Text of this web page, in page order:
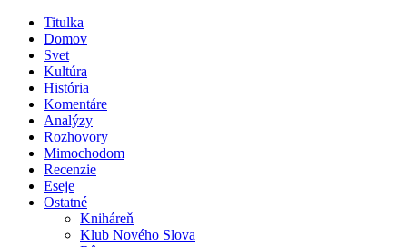
Titulka
Domov
Svet
Kultúra
História
Komentáre
Analýzy
Rozhovory
Mimochodom
Recenzie
Eseje
Ostatné
Kniháreň
Klub Nového Slova